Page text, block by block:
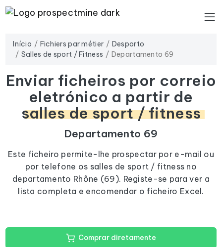
Início Fichiers par métier
Desporto
Salles de sport / Fitness
Departamento 69
Enviar ficheiros por correio
eletrónico a partir de
salles de sport / fitness
Departamento 69
Este ficheiro permite-lhe prospectar por e-mail ou
por telefone os salles de sport / fitness no
departamento Rhône (69). Registe-se para ver a
lista completa e encomendar o ficheiro Excel.
Comprar diretamente